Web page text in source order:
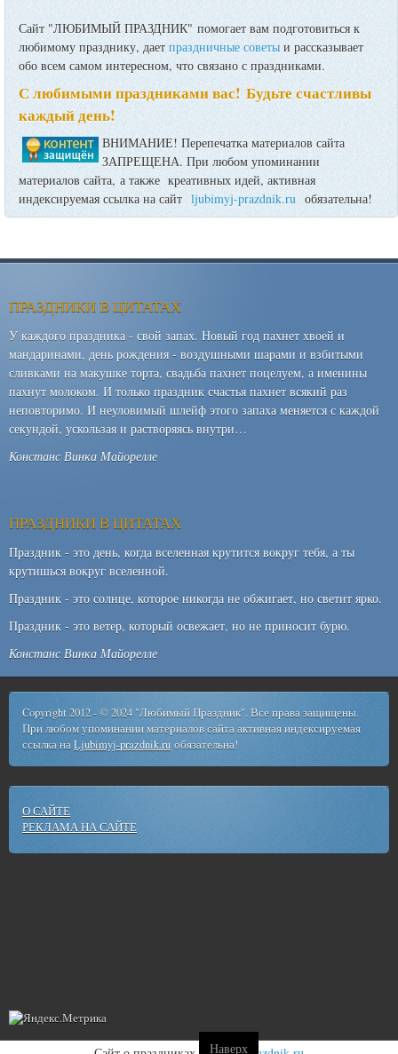
Сайт "ЛЮБИМЫЙ ПРАЗДНИК" помогает вам подготовиться к
любимому празднику, даетпраздничные советы и рассказывает
обо всем самом интересном, что связано с праздниками.
С любимыми праздниками вас! Будьте счастливы
каждый день!
ВНИМАНИЕ! Перепечатка материалов сайта
ЗАПРЕЩЕНА. При любом упоминании
материалов сайта, а также креативных идей, активная
индексируемая ссылка на сайт ljubimyj-prazdnik.ru обязательна!
ПРАЗДНИКИ В ЦИТАТАХ
У каждого праздника - свой запах. Новый год пахнет хвоей и
мандаринами, день рождения - воздушными шарами и взбитыми
сливками на макушке торта, свадьба пахнет поцелуем, а именины
пахнут молоком. И только праздник счастья пахнет всякий раз
неповторимо. И неуловимый шлейф этого запаха меняется с каждой
секундой, ускользая и растворяясь внутри…
Констанс Винка Майорелле
ПРАЗДНИКИ В ЦИТАТАХ
Праздник - это день, когда вселенная крутится вокруг тебя, а ты
крутишься вокруг вселенной.
Праздник - это солнце, которое никогда не обжигает, но светит ярко.
Праздник - это ветер, который освежает, но не приносит бурю.
Констанс Винка Майорелле
Copyright 2012 - © 2024 "Любимый Праздник". Все права защищены.
При любом упоминании материалов сайта активная индексируемая
ссылка наLjubimyj-prazdnik.ru обязательна!
О САЙТЕ
РЕКЛАМА НА САЙТЕ
Наверх